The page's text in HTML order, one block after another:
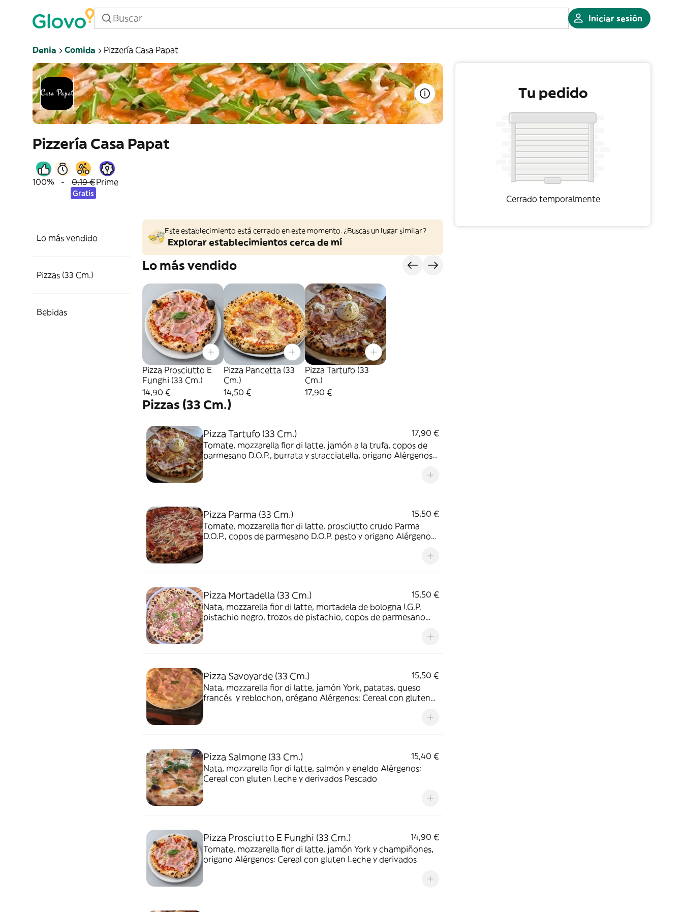
Iniciar sesión
Denia Comida Pizzería Casa Papat
Pizzería Casa Papat
100% - 0,19 €
Gratis
Prime
Lo más vendido
Pizzas (33 Cm.)
Bebidas
Este establecimiento está cerrado en este momento. ¿Buscas un lugar similar?
Explorar establecimientos cerca de mí
Lo más vendido
Pizza Prosciutto E
Funghi (33 Cm.)
14,90 €
Pizza Pancetta (33
Cm.)
14,50 €
Pizza Tartufo (33
Cm.)
17,90 €
Pizzas (33 Cm.)
Pizza Tartufo (33 Cm.)
17,90 €
Tomate, mozzarella fior di latte, jamón a la trufa, copos de
parmesano D.O.P., burrata y stracciatella, origano Alérgenos:
Pizza Parma (33 Cm.)
15,50 €
Tomate, mozzarella fior di latte, prosciutto crudo Parma
D.O.P., copos de parmesano D.O.P. pesto y origano Alérgenos:
Pizza Mortadella (33 Cm.)
15,50 €
Nata, mozzarella fior di latte, mortadela de bologna I.G.P.
pistachio negro, trozos de pistachio, copos de parmesano
Pizza Savoyarde (33 Cm.)
15,50 €
Nata, mozzarella fior di latte, jamón York, patatas, queso
francés y reblochon, orégano Alérgenos: Cereal con gluten
Pizza Salmone (33 Cm.)
15,40 €
Nata, mozzarella fior di latte, salmón y eneldo Alérgenos:
Cereal con gluten Leche y derivados Pescado
Pizza Prosciutto E Funghi (33 Cm.)
14,90 €
Tomate, mozzarella fior di latte, jamón York y champiñones,
origano Alérgenos: Cereal con gluten Leche y derivados
Tu pedido
Cerrado temporalmente